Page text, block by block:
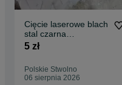
Cięcie laserowe blach
stal czarna
nierdzewna
5 zł
Polskie Stwolno
06 sierpnia 2026